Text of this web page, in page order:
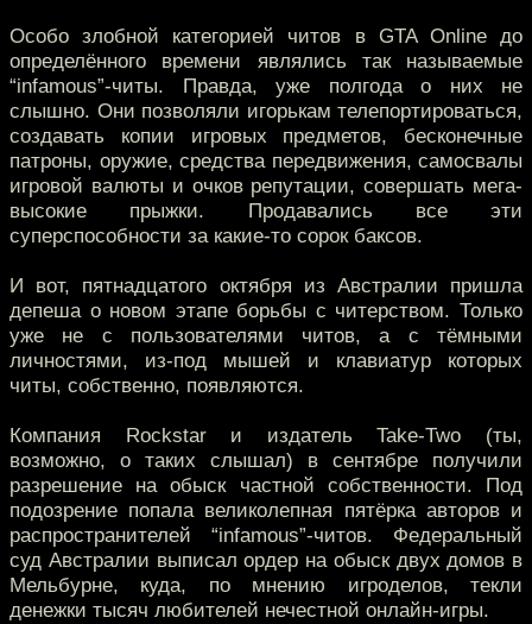
Особо злобной категорией читов в GTA Online до
определённого времени являлись так называемые
“infamous”-читы. Правда, уже полгода о них не
слышно. Они позволяли игорькам телепортироваться,
создавать копии игровых предметов, бесконечные
патроны, оружие, средства передвижения, самосвалы
игровой валюты и очков репутации, совершать мега-
высокие прыжки. Продавались все эти
суперспособности за какие-то сорок баксов.
И вот, пятнадцатого октября из Австралии пришла
депеша о новом этапе борьбы с читерством. Только
уже не с пользователями читов, а с тёмными
личностями, из-под мышей и клавиатур которых
читы, собственно, появляются.
Компания Rockstar и издатель Take-Two (ты,
возможно, о таких слышал) в сентябре получили
разрешение на обыск частной собственности. Под
подозрение попала великолепная пятёрка авторов и
распространителей “infamous”-читов. Федеральный
суд Австралии выписал ордер на обыск двух домов в
Мельбурне, куда, по мнению игроделов, текли
денежки тысяч любителей нечестной онлайн-игры.